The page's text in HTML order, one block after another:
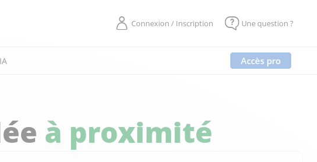
Connexion / Inscription Une question ?
Accès pro
à proximité